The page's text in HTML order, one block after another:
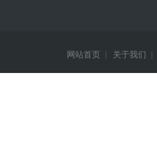
网站首页 关于我们